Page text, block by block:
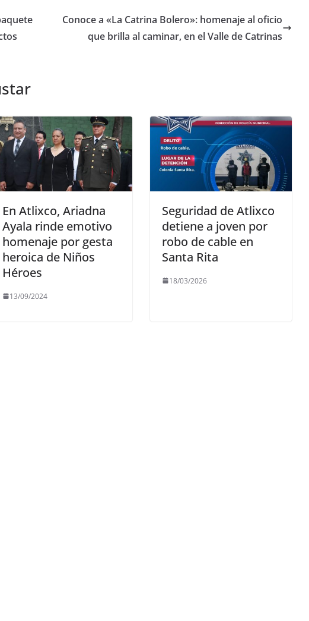
Conoce a «La Catrina Bolero»: homenaje al oficio
que brilla al caminar, en el Valle de Catrinas
En Atlixco, Ariadna
Ayala rinde emotivo
homenaje por gesta
heroica de Niños
Héroes
13/09/2024
Seguridad de Atlixco
detiene a joven por
robo de cable en
Santa Rita
18/03/2026